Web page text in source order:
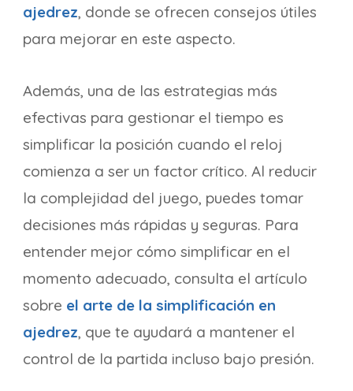
ajedrez, donde se ofrecen consejos útiles
para mejorar en este aspecto.
Además, una de las estrategias más
efectivas para gestionar el tiempo es
simplificar la posición cuando el reloj
comienza a ser un factor crítico. Al reducir
la complejidad del juego, puedes tomar
decisiones más rápidas y seguras. Para
entender mejor cómo simplificar en el
momento adecuado, consulta el artículo
sobre el arte de la simplificación en
ajedrez, que te ayudará a mantener el
control de la partida incluso bajo presión.